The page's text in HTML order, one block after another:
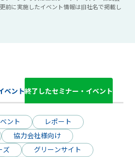
前に実施したイベント情報は旧社名で掲載し
ベント終了したセミナー・イベント
ント
レポート
協力会社様向け
ズ
グリーンサイト